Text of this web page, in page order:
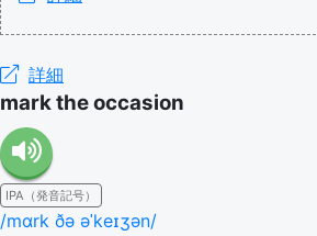
詳細
mark the occasion
IPA（発音記号）
/mɑrk ðə əˈkeɪʒən/